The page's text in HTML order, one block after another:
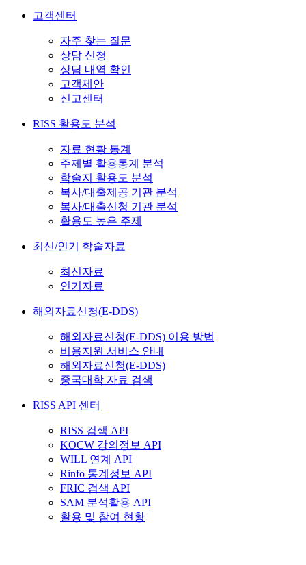
고객센터
자주 찾는 질문
상담 신청
상담 내역 확인
고객제안
신고센터
RISS 활용도 분석
자료 현황 통계
주제별 활용통계 분석
학술지 활용도 분석
복사/대출제공 기관 분석
복사/대출신청 기관 분석
활용도 높은 주제
최신/인기 학술자료
최신자료
인기자료
해외자료신청(E-DDS)
해외자료신청(E-DDS) 이용 방법
비용지원 서비스 안내
해외자료신청(E-DDS)
중국대학 자료 검색
RISS API 센터
RISS 검색 API
KOCW 강의정보 API
WILL 연계 API
Rinfo 통계정보 API
FRIC 검색 API
SAM 분석활용 API
활용 및 참여 현황